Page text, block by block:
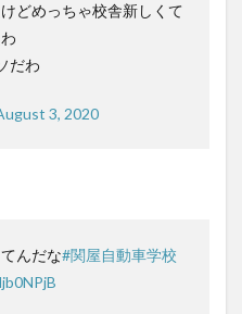
どめっちゃ校舎新しくて
だわ
3, 2020
んだな#関屋自動車学校